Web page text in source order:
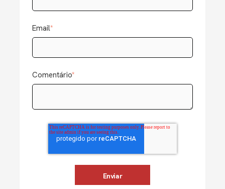
Email*
Comentário*